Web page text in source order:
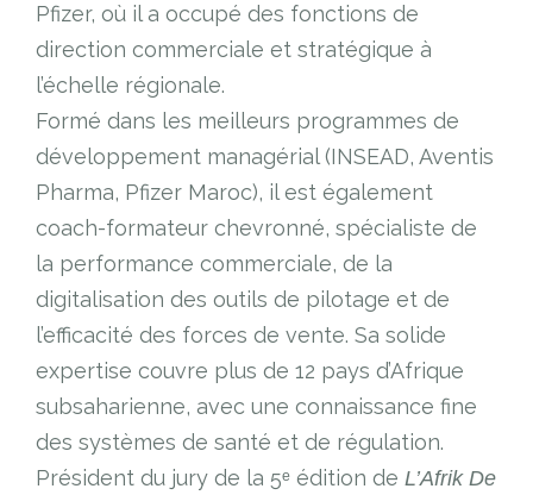
Pfizer, où il a occupé des fonctions de
direction commerciale et stratégique à
l’échelle régionale.
Formé dans les meilleurs programmes de
développement managérial (INSEAD, Aventis
Pharma, Pfizer Maroc), il est également
coach-formateur chevronné, spécialiste de
la performance commerciale, de la
digitalisation des outils de pilotage et de
l’efficacité des forces de vente. Sa solide
expertise couvre plus de 12 pays d’Afrique
subsaharienne, avec une connaissance fine
des systèmes de santé et de régulation.
Président du jury de la 5ᵉ édition de L’Afrik De